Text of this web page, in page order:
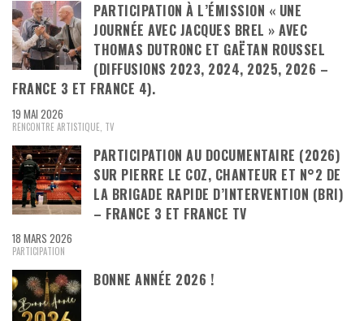
PARTICIPATION À L’ÉMISSION « UNE
JOURNÉE AVEC JACQUES BREL » AVEC
THOMAS DUTRONC ET GAËTAN ROUSSEL
(DIFFUSIONS 2023, 2024, 2025, 2026 –
FRANCE 3 ET FRANCE 4).
19 MAI 2026
RENCONTRE ARTISTIQUE TV
PARTICIPATION AU DOCUMENTAIRE (2026)
SUR PIERRE LE COZ, CHANTEUR ET N°2 DE
LA BRIGADE RAPIDE D’INTERVENTION (BRI)
– FRANCE 3 ET FRANCE TV
18 MARS 2026
PARTICIPATION
BONNE ANNÉE 2026 !